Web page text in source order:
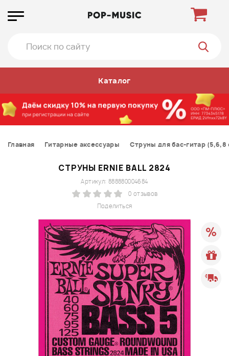
Каталог
Главная Гитарные аксессуары Струны для бас-гитар (5,6,8
СТРУНЫ ERNIE BALL 2824
Поделиться
Артикул: 888880004684
0 отзывов